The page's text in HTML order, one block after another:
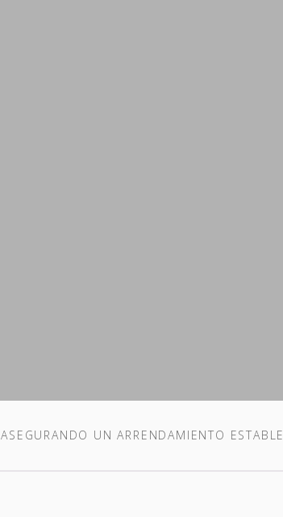
ASEGURANDO UN ARRENDAMIENTO ESTABLE